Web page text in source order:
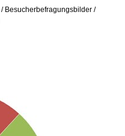
/ Besucherbefragungsbilder /